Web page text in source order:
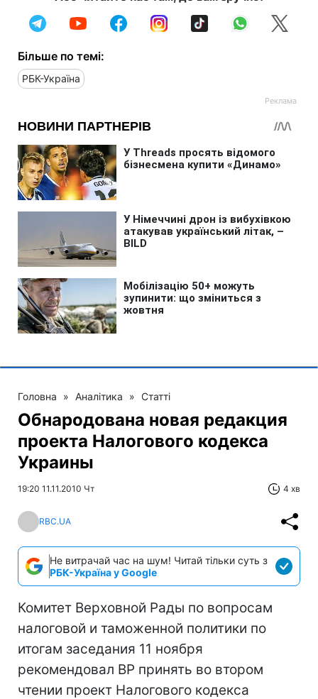
Більше по темі:
РБК-Україна
Головна » Аналітика » Статті
Обнародована новая редакция
проекта Налогового кодекса
Украины
19:20 11.11.2010 Чт 4 хв
RBC.UA
Не витрачай час на шум! Читай тільки суть з
РБК-Україна у Google
Комитет Верховной Рады по вопросам
налоговой и таможенной политики по
итогам заседания 11 ноября
рекомендовал ВР принять во втором
чтении проект Налогового кодекса